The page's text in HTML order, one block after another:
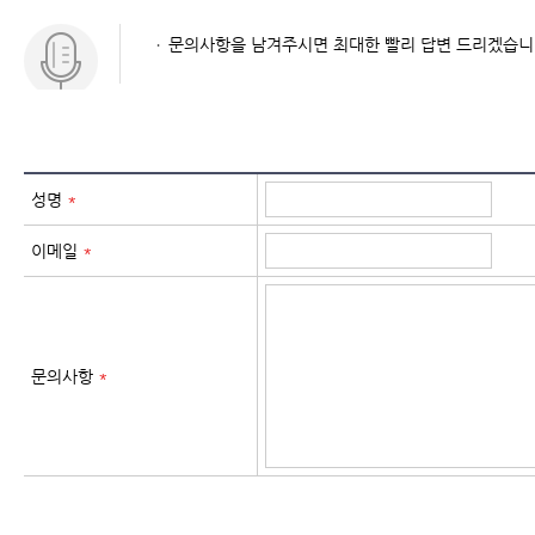
문의사항을 남겨주시면 최대한 빨리 답변 드리겠습
성명 *
이메일 *
문의사항 *